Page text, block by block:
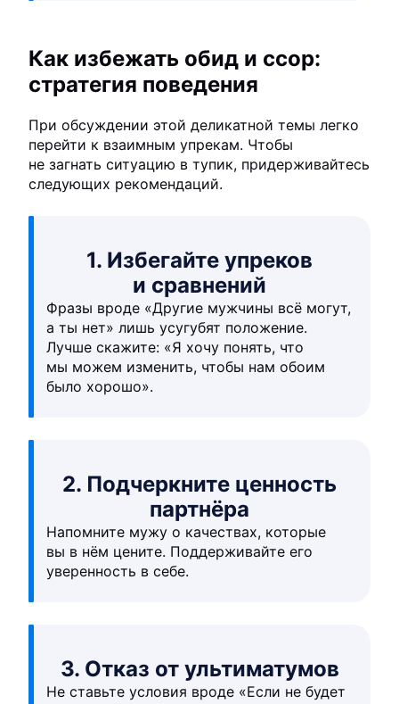
Как избежать обид и ссор:
стратегия поведения
При обсуждении этой деликатной темы легко
перейти к взаимным упрекам. Чтобы
не загнать ситуацию в тупик, придерживайтесь
следующих рекомендаций.
1. Избегайте упреков
и сравнений
Фразы вроде «Другие мужчины всё могут,
а ты нет» лишь усугубят положение.
Лучше скажите: «Я хочу понять, что
мы можем изменить, чтобы нам обоим
было хорошо».
2. Подчеркните ценность
партнёра
Напомните мужу о качествах, которые
вы в нём цените. Поддерживайте его
уверенность в себе.
3. Отказ от ультиматумов
Не ставьте условия вроде «Если не будет